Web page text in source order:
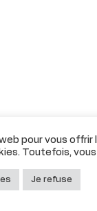
pour vous
Toutefois,
Je refuse